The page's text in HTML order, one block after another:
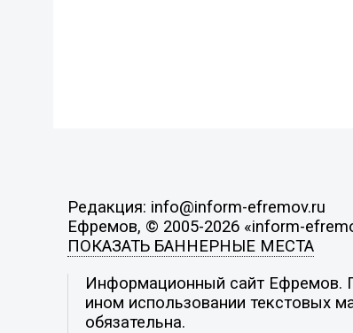
Редакция: info@inform-efremov.ru
Ефремов, © 2005-2026 «inform-
ПОКАЗАТЬ БАННЕРНЫЕ МЕСТА
Информационный сайт Ефремов.
ином использовании текстовых
обязательна.